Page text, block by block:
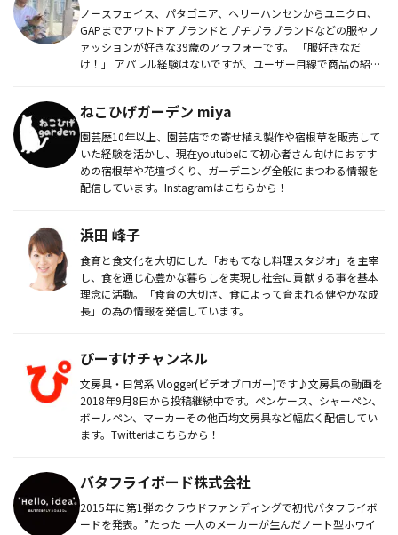
ノースフェイス、パタゴニア、ヘリーハンセンからユニクロ、
GAPまでアウトドアブランドとプチプラブランドなどの服やフ
ァッションが好きな39歳のアラフォーです。 「服好きなだ
け！」 アパレル経験はないですが、ユーザー目線で商品の紹
ねこひげガーデン miya
園芸歴10年以上、園芸店での寄せ植え製作や宿根草を販売して
いた経験を活かし、現在youtubeにて初心者さん向けにおすす
めの宿根草や花壇づくり、ガーデニング全般にまつわる情報を
配信しています。Instagramはこちらから！
浜田 峰子
食育と食文化を大切にした「おもてなし料理スタジオ」を主宰
し、食を通じ心豊かな暮らしを実現し社会に貢献する事を基本
理念に活動。「食育の大切さ、食によって育まれる健やかな成
長」の為の情報を発信しています。
ぴーすけチャンネル
文房具・日常系 Vlogger(ビデオブロガー)です♪文房具の動画を
2018年9月8日から投稿継続中です。ペンケース、シャーペン、
ボールペン、マーカーその他百均文房具など幅広く配信してい
ます。Twitterはこちらから！
バタフライボード株式会社
2015年に第1弾のクラウドファンディングで初代バタフライボ
ードを発表。”たった 一人のメーカーが生んだノート型ホワイ